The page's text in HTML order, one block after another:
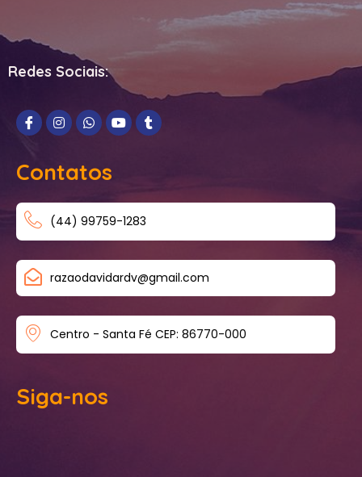
Redes Sociais:
Contatos
(44) 99759-1283
razaodavidardv@gmail.com
Centro - Santa Fé CEP: 86770-000
Siga-nos